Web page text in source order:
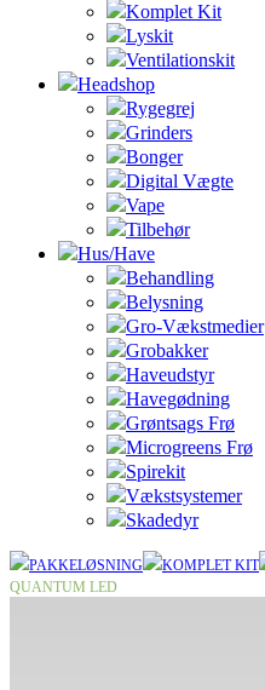
Komplet Kit
Lyskit
Ventilationskit
Headshop
Rygegrej
Grinders
Bonger
Digital Vægte
Vape
Tilbehør
Hus/Have
Behandling
Belysning
Gro-Vækstmedier
Grobakker
Haveudstyr
Havegødning
Grøntsags Frø
Microgreens Frø
Spirekit
Vækstsystemer
Skadedyr
PAKKELØSNING KOMPLET KIT
QUANTUM LED